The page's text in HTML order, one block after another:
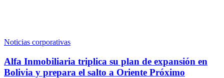
Noticias corporativas
Alfa Inmobiliaria triplica su plan de expansión en
Bolivia y prepara el salto a Oriente Próximo